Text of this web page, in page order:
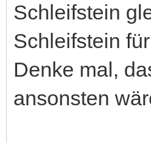
Schleifstein
Schleifstein
Denke mal,
ansonsten